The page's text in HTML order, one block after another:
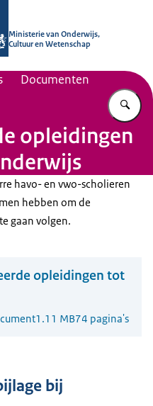
Ministerie van Onderwijs,
Cultuur en Wetenschap
Documenten
opleidingen
havo- en vwo-scholieren
hebben om de
gaan volgen.
opleidingen tot
1.11 MB74 pagina's
bij